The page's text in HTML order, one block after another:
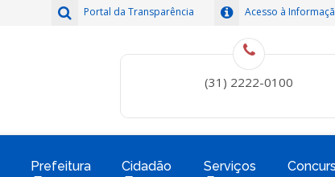
Acesso à
Portal da Transparência
(31) 2222-0100
Prefeitura Cidadão Serviços